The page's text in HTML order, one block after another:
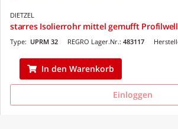
DIETZEL
starres Isolierrohr mittel gemufft
REGRO Lager.Nr.: 483117
Type: UPRM 32
In den Warenkorb
Einloggen